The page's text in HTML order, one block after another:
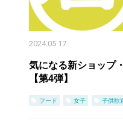
2024.05.17
気になる新ショップ
【第4弾】
フード 女子 子供歓